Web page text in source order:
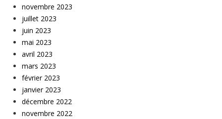
novembre 2023
juillet 2023
juin 2023
mai 2023
avril 2023
mars 2023
février 2023
janvier 2023
décembre 2022
novembre 2022